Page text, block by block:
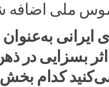
ملی
ایرانی
بسزایی در
کدام